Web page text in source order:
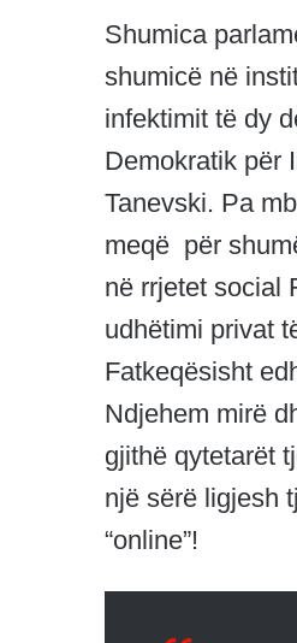
Shumica
shumicë në
infektimit të dy
Demokratik për
Tanevski. Pa
meqë për
në rrjetet social
udhëtimi privat
Fatkeqësisht
Ndjehem mirë
gjithë qytetarët
një sërë ligjesh
“online”!